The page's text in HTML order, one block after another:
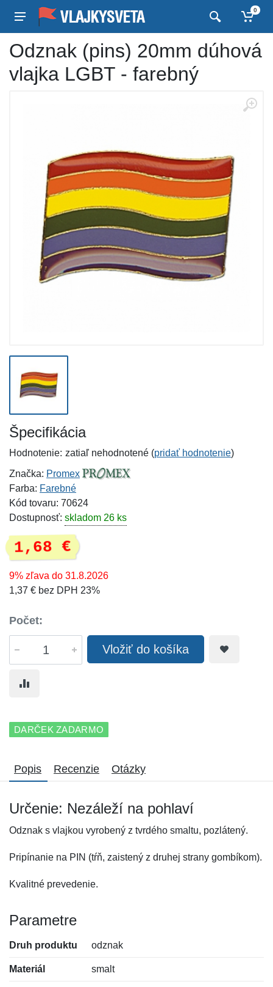
0
Odznak (pins) 20mm dúhová
vlajka LGBT - farebný
Špecifikácia
Hodnotenie: zatiaľ nehodnotené (pridať hodnotenie)
Značka: Promex
Farba: Farebné
Kód tovaru: 70624
Dostupnosť: skladom 26 ks
1,68 €
9% zľava do 31.8.2026
1,37 € bez DPH 23%
Počet:
Vložiť do košíka
DARČEK ZADARMO
Popis Recenzie Otázky
Určenie: Nezáleží na pohlaví
Odznak s vlajkou vyrobený z tvrdého smaltu, pozlátený.
Pripínanie na PIN (tŕň, zaistený z druhej strany gombíkom).
Kvalitné prevedenie.
Parametre
Druh produktu odznak
Materiál smalt